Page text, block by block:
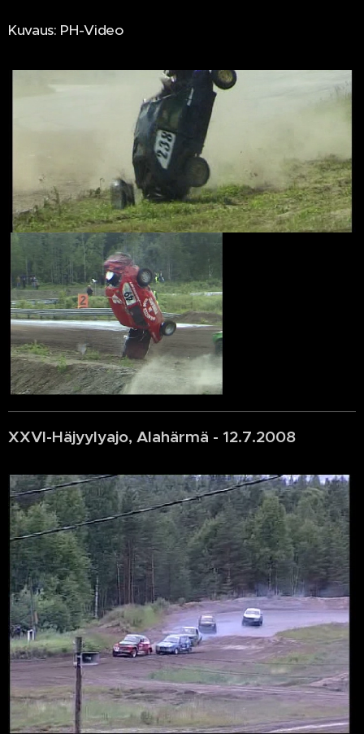
Kuvaus: PH-Video
XXVI-Häjyylyajo, Alahärmä - 12.7.2008